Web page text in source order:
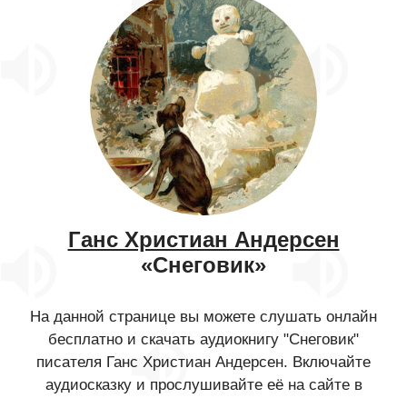
Ганс Христиан Андерсен
«Снеговик»
На данной странице вы можете слушать онлайн
бесплатно и скачать аудиокнигу "Снеговик"
писателя Ганс Христиан Андерсен. Включайте
аудиосказку и прослушивайте её на сайте в